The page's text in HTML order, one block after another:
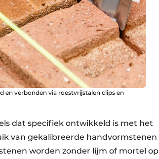
en verbonden via roestvrijstalen clips en
dat specifiek ontwikkeld is met het
van gekalibreerde handvormstenen
worden zonder lijm of mortel op